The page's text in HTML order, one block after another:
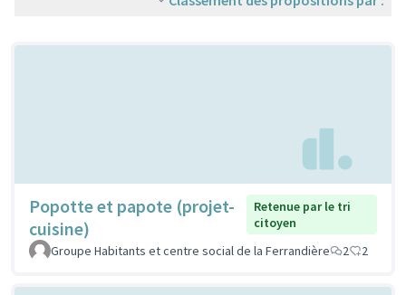
Popotte et papote (projet-
cuisine)
Retenue par le tri
citoyen
Groupe Habitants et centre social de la Ferrandière
2 2